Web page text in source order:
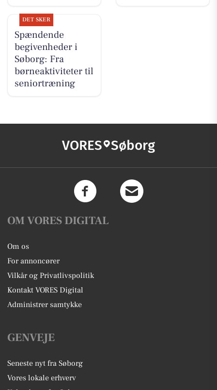
DET SKER
Spændende
begivenheder i
Søborg: Fra
børneaktiviteter til
seniortræning
VORES Søborg
OM VORES DIGITAL
Om os
For annoncører
Vilkår og Privatlivspolitik
Kontakt VORES Digital
Administrer samtykke
GENVEJE
Seneste nyt fra Søborg
Vores lokale erhverv